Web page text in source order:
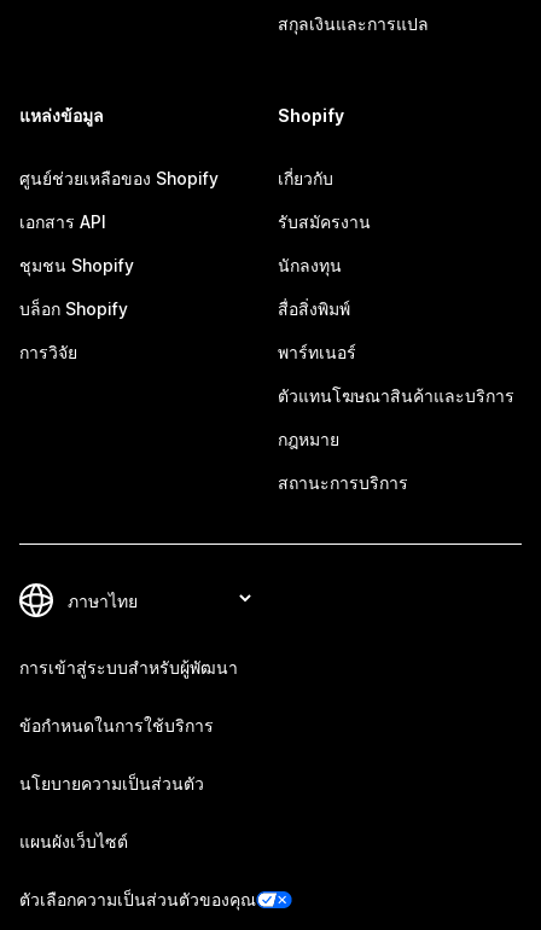
สกุลเงินและการแปล
แหล่งข้อมูล
ศูนย์ช่วยเหลือของ Shopify
เอกสาร API
ชุมชน Shopify
บล็อก Shopify
การวิจัย
Shopify
เกี่ยวกับ
รับสมัครงาน
นักลงทุน
สื่อสิ่งพิมพ์
พาร์ทเนอร์
ตัวแทนโฆษณาสินค้าและบริการ
กฎหมาย
สถานะการบริการ
การเข้าสู่ระบบสำหรับผู้พัฒนา
ข้อกำหนดในการใช้บริการ
นโยบายความเป็นส่วนตัว
แผนผังเว็บไซต์
ตัวเลือกความเป็นส่วนตัวของคุณ